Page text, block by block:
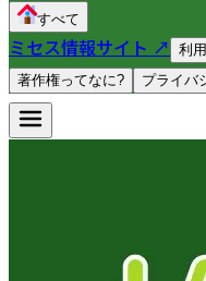
すべて
ミセス情報サイト ↗ 利
著作権ってなに?
プライバ